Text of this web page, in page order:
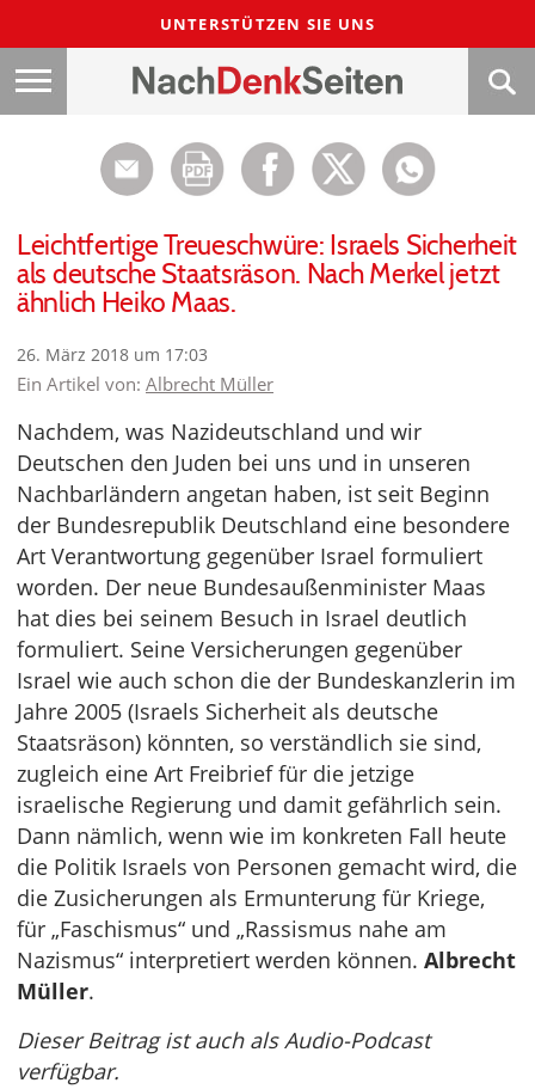
UNTERSTÜTZEN SIE UNS
Leichtfertige Treueschwüre: Israels Sicherheit
als deutsche Staatsräson. Nach Merkel jetzt
ähnlich Heiko Maas.
26. März 2018 um 17:03
Ein Artikel von: Albrecht Müller
Nachdem, was Nazideutschland und wir
Deutschen den Juden bei uns und in unseren
Nachbarländern angetan haben, ist seit Beginn
der Bundesrepublik Deutschland eine besondere
Art Verantwortung gegenüber Israel formuliert
worden. Der neue Bundesaußenminister Maas
hat dies bei seinem Besuch in Israel deutlich
formuliert. Seine Versicherungen gegenüber
Israel wie auch schon die der Bundeskanzlerin im
Jahre 2005 (Israels Sicherheit als deutsche
Staatsräson) könnten, so verständlich sie sind,
zugleich eine Art Freibrief für die jetzige
israelische Regierung und damit gefährlich sein.
Dann nämlich, wenn wie im konkreten Fall heute
die Politik Israels von Personen gemacht wird, die
die Zusicherungen als Ermunterung für Kriege,
für „Faschismus“ und „Rassismus nahe am
Nazismus“ interpretiert werden können. Albrecht
Müller.
Dieser Beitrag ist auch als Audio-Podcast
verfügbar.